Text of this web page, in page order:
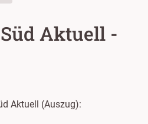
Aktuell -
Aktuell (Auszug):